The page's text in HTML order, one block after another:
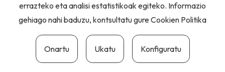
errazteko eta analisi estatistikoak egiteko. Informazio
gehiago nahi baduzu, kontsultatu gureCookien Politika
Onartu Ukatu Konfiguratu